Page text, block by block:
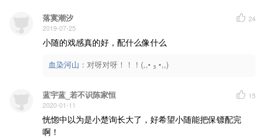
落寞潮汐
2019-07-25
24
小随的戏感真的好，配什么像什么
血染河山 ： 对呀对呀！！！(,,• ₃ •,,)
蓝宇蓝_若不识陈家恒
2020-01-11
15
恍惚中以为是小楚询长大了，好希望小随能把保镖配完
啊！